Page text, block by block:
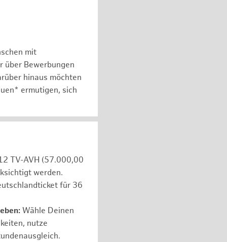
mit
über Bewerbungen
hinaus möchten
ermutigen, sich
TV-AVH (57.000,00
werden.
für 36
Wähle Deinen
nutze